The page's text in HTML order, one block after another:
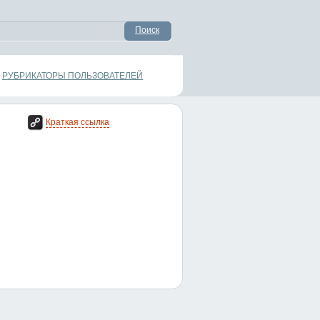
Краткая ссылка
Поиск
РУБРИКАТОРЫ ПОЛЬЗОВАТЕЛЕЙ